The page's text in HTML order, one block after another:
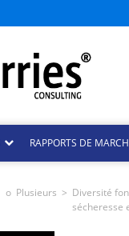
RAPPORTS DE
o Plusieurs > Diversité
sécheresse